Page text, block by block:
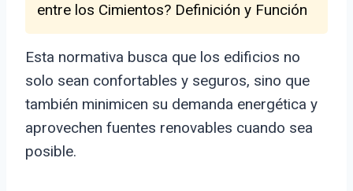
entre los Cimientos? Definición y Función
Esta normativa busca que los edificios no
solo sean confortables y seguros, sino que
también minimicen su demanda energética y
aprovechen fuentes renovables cuando sea
posible.